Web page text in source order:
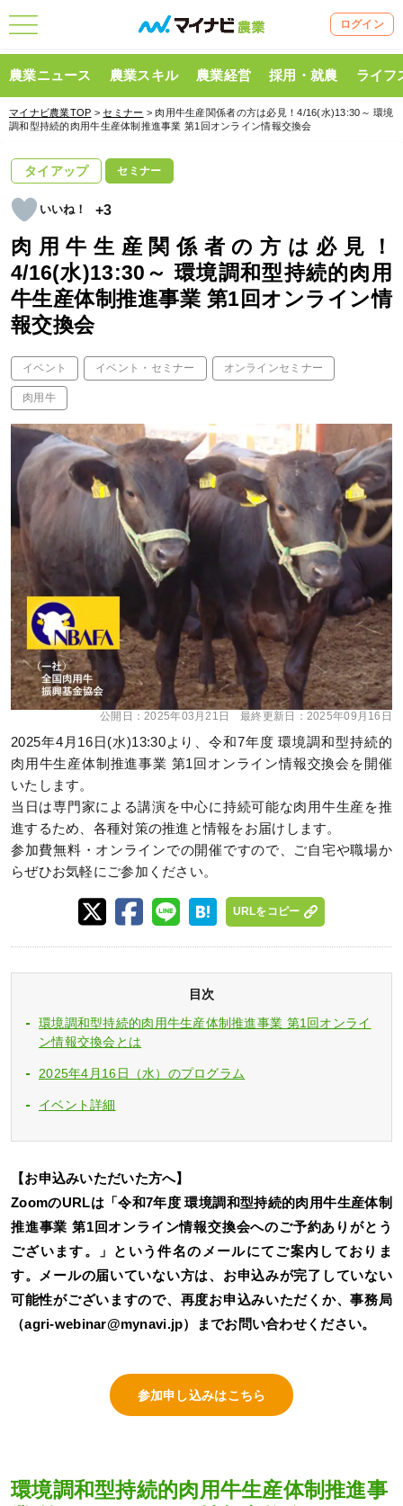
ログイン
農業ニュース 農業スキル 農業経営 採用・就農 ライフ
マイナビ農業TOP >セミナー > 肉用牛生産関係者の方は必見！4/16(水)13:30～ 環境
調和型持続的肉用牛生産体制推進事業 第1回オンライン情報交換会
タイアップ セミナー
+3
肉用牛生産関係者の方は必見！
4/16(水)13:30～ 環境調和型持続的肉用
牛生産体制推進事業 第1回オンライン情
報交換会
イベント イベント・セミナー オンラインセミナー
肉用牛
公開日：2025年03月21日 最終更新日： 2025年09月16日
2025年4月16日(水)13:30より、令和7年度 環境調和型持続的
肉用牛生産体制推進事業 第1回オンライン情報交換会を開催
いたします。
当日は専門家による講演を中心に持続可能な肉用牛生産を推
進するため、各種対策の推進と情報をお届けします。
参加費無料・オンラインでの開催ですので、ご自宅や職場か
らぜひお気軽にご参加ください。
URLをコピー
目次
環境調和型持続的肉用牛生産体制推進事業 第1回オンライ
ン情報交換会とは
2025年4月16日（水）のプログラム
イベント詳細
【お申込みいただいた方へ】
ZoomのURLは「令和7年度 環境調和型持続的肉用牛生産体制
推進事業 第1回オンライン情報交換会へのご予約ありがとう
ございます。」という件名のメールにてご案内しておりま
す。メールの届いていない方は、お申込みが完了していない
可能性がございますので、再度お申込みいただくか、事務局
（agri-webinar@mynavi.jp）までお問い合わせください。
参加申し込みはこちら
環境調和型持続的肉用牛生産体制推進事